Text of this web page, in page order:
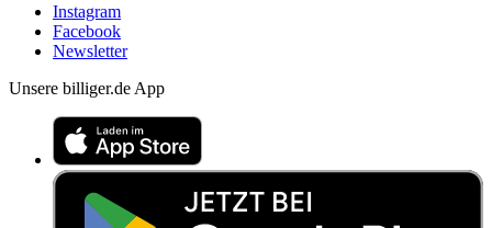
Instagram
Facebook
Newsletter
Unsere billiger.de App